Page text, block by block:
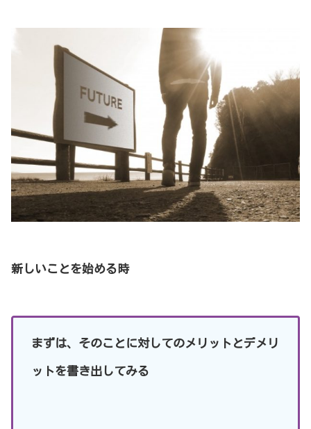
新しいことを始める時
まずは、そのことに対してのメリットとデメリ
ットを書き出してみる